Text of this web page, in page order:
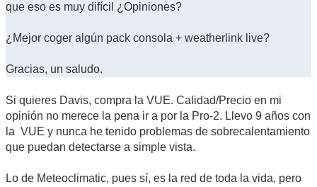
que eso es muy difícil ¿Opiniones?
¿Mejor coger algún pack consola + weatherlink live?
Gracias, un saludo.
Si quieres Davis, compra la VUE. Calidad/Precio en mi
opinión no merece la pena ir a por la Pro-2. Llevo 9 años con
la VUE y nunca he tenido problemas de sobrecalentamiento
que puedan detectarse a simple vista.
Lo de Meteoclimatic, pues sí, es la red de toda la vida, pero